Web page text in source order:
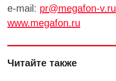
e-mail: pr@megafon-v.ru
www.megafon.ru
Читайте также